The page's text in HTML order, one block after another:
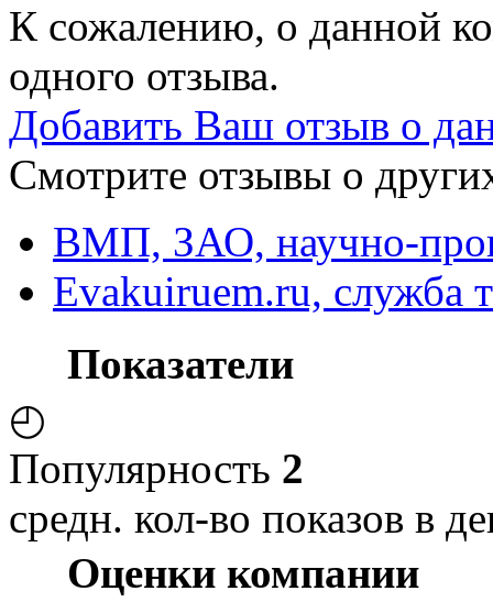
К сожалению, о данной
одного отзыва.
Добавить Ваш отзыв о
Смотрите отзывы о
ВМП, ЗАО, научно-
Evakuiruem.ru, служба
Показатели
◴
Популярность 2
средн. кол-во показов в
Оценки компании